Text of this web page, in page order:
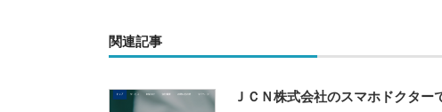
関連記事
ＪＣＮ株式会社のスマホドクタ